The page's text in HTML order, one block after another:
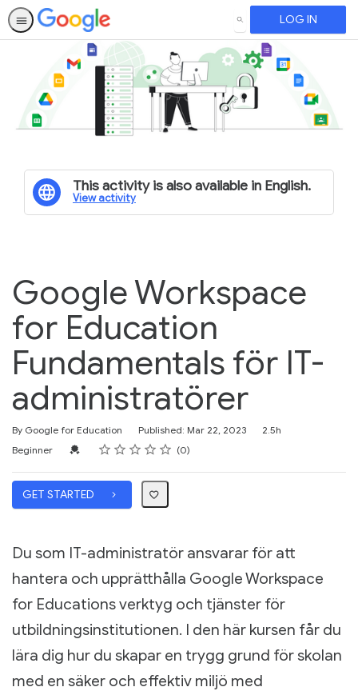
SEARCH LOG IN
This activity is also available in English.
View activity
Google Workspace
for Education
Fundamentals för IT-
administratörer
By Google for Education Published: Mar 22, 2023
Duration
2.5h
Difficulty
Beginner Credential For Completion
Rating
1 star
2 stars
3 stars
4 stars
5 stars
Average rating: 0 0
No reviews
GET STARTED
Du som IT-administratör ansvarar för att
hantera och upprätthålla Google Workspace
for Educations verktyg och tjänster för
utbildningsinstitutionen. I den här kursen får du
lära dig hur du skapar en trygg grund för skolan
med en säker och effektiv miljö med